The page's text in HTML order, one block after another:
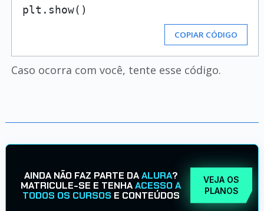
COPIAR CÓDIGO
Caso ocorra com você, tente esse código.
AINDA NÃO FAZ PARTE DAALURA?
MATRICULE-SE E TENHAACESSO A
TODOS OS CURSOS E CONTEÚDOS
VEJA OS
PLANOS